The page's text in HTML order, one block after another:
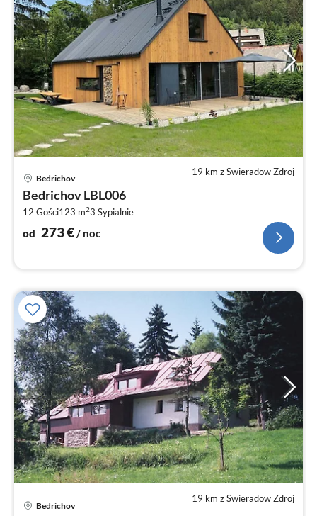
19 km z Swieradow Zdroj
Bedrichov
Bedrichov LBL006
12 Gości123 m23 Sypialnie
od 273€/ noc
19 km z Swieradow Zdroj
Bedrichov